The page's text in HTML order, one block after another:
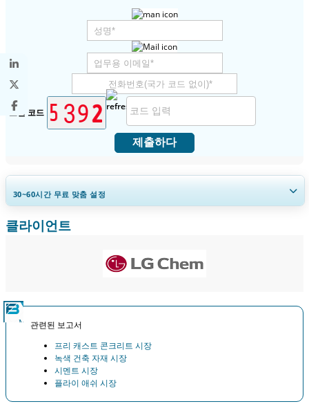
보안 코드
제출하다
30~60시간무료 맞춤 설정
지역 및 국가 범위 확장, 세그먼트 분석, 기업 프로필, 경쟁 벤치마킹, 및 최
지금 맞춤 설정
클라이언트
관련된 보고서
프리 캐스트 콘크리트 시장
녹색 건축 자재 시장
시멘트 시장
플라이 애쉬 시장